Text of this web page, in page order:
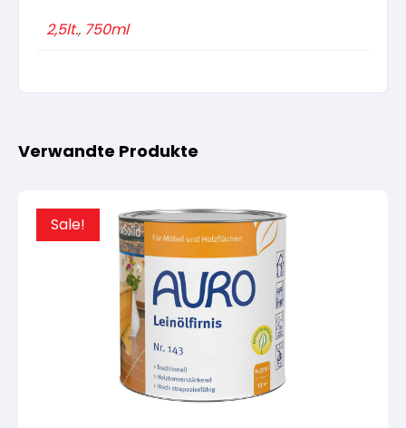
2,5lt., 750ml
Verwandte Produkte
Sale!